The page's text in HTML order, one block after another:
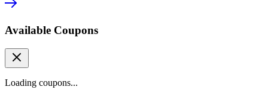
Available Coupons
Loading coupons...